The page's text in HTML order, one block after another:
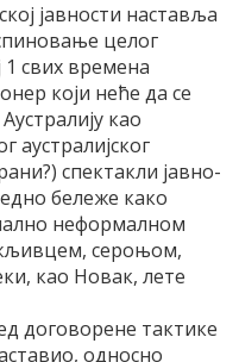
јавности наставља
целог
1 свих времена
који неће да се
као
аустралијског
спектакли јавно-
бележе како
неформалном
сероњом,
као Новак, лете
договорене тактике
односно